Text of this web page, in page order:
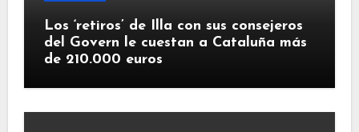
Los ‘retiros’ de Illa con sus consejeros
del Govern le cuestan a Cataluña más
de 210.000 euros